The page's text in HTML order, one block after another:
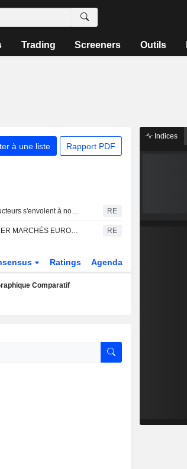
Trading Screeners Outils
à une liste Rapport PDF
Les semi-conducteurs s'envolent à nouveau face à l'explosion des investissements dans l'IA RE
PETIT DÉJEUNER MARCHÉS EUROPE - Les semi-conducteurs s'envolent à nouveau, les investissements dans l'IA atteignent des sommets RE
Ratings Agenda
Comparatif
Indices